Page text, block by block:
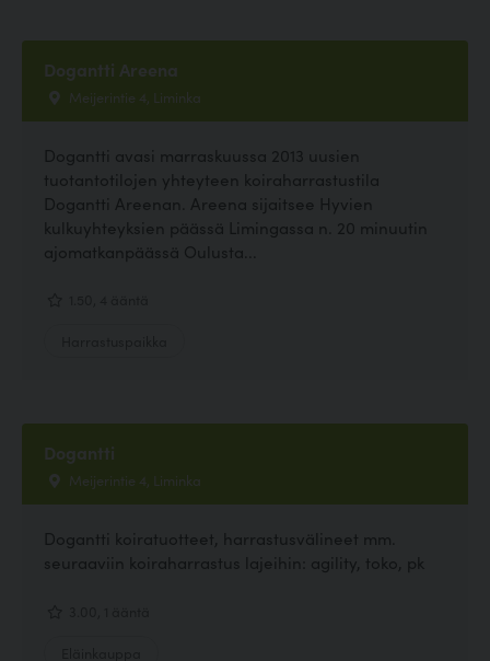
Dogantti Areena
Meijerintie 4, Liminka
Dogantti avasi marraskuussa 2013 uusien
tuotantotilojen yhteyteen koiraharrastustila
Dogantti Areenan. Areena sijaitsee Hyvien
kulkuyhteyksien päässä Limingassa n. 20 minuutin
ajomatkanpäässä Oulusta...
Dogantti
Meijerintie 4, Liminka
Dogantti koiratuotteet, harrastusvälineet mm.
seuraaviin koiraharrastus lajeihin: agility, toko, pk